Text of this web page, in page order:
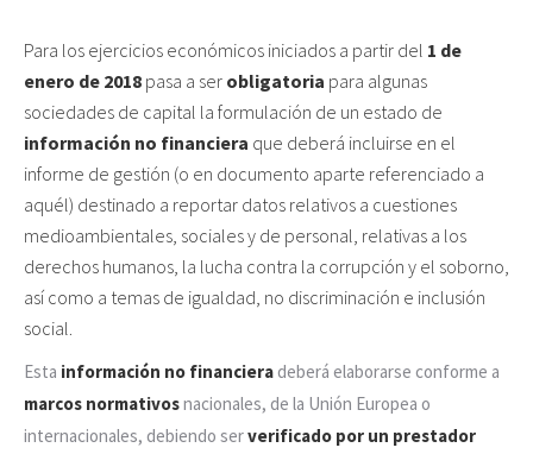
Para los ejercicios económicos iniciados a partir del 1 de
enero de 2018 pasa a ser obligatoria para algunas
sociedades de capital la formulación de un estado de
información no financiera que deberá incluirse en el
informe de gestión (o en documento aparte referenciado a
aquél) destinado a reportar datos relativos a cuestiones
medioambientales, sociales y de personal, relativas a los
derechos humanos, la lucha contra la corrupción y el soborno,
así como a temas de igualdad, no discriminación e inclusión
social.
Esta información no financiera deberá elaborarse conforme a
marcos normativosnacionales, de la Unión Europea o
internacionales, debiendo serverificado por un prestador